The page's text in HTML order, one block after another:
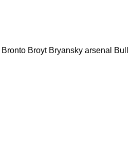
Bronto Broyt Bryansky arsenal Bull